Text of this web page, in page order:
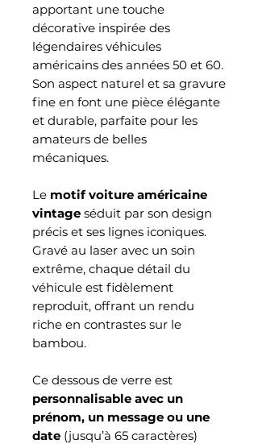
apportant une touche
décorative inspirée des
légendaires véhicules
américains des années 50 et 60.
Son aspect naturel et sa gravure
fine en font une pièce élégante
et durable, parfaite pour les
amateurs de belles
mécaniques.
Le motif voiture américaine
vintage séduit par son design
précis et ses lignes iconiques.
Gravé au laser avec un soin
extrême, chaque détail du
véhicule est fidèlement
reproduit, offrant un rendu
riche en contrastes sur le
bambou.
Ce dessous de verre est
personnalisable avec un
prénom, un message ou une
date (jusqu’à 65 caractères)